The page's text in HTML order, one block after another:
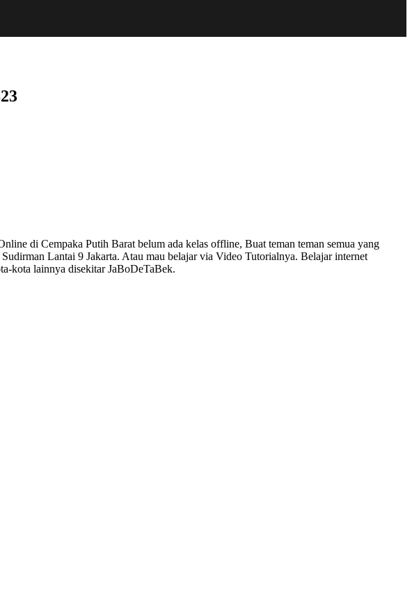
di Cempaka Putih Barat belum ada kelas offline, Buat teman teman semua yang
Lantai 9 Jakarta. Atau mau belajar via Video Tutorialnya. Belajar internet
kota lainnya disekitar JaBoDeTaBek.